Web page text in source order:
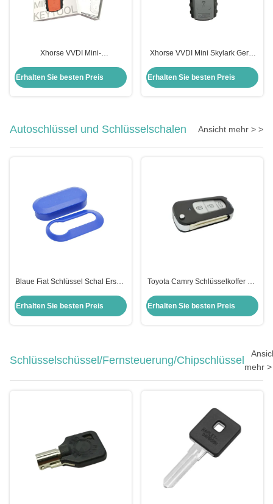
Xhorse VVDI Mini-
Fernschlüsselprogrammierer für
Universalfahrzeuge Anwendbar
Erhalten Sie besten Preis
Xhorse VVDI Mini Skylark Gerät
Schlüssel Programmierer
Erhalten Sie besten Preis
Autoschlüssel und Schlüsselschalen Ansicht mehr > >
Blaue Fiat Schlüssel Schal Ersatz
Schlüssel Schal Schutz 2pcs
Gehäuse
Erhalten Sie besten Preis
Toyota Camry Schlüsselkoffer mit
Schale-Flip-Schlüsselkoffer für T-
oyota Highlander Camry
Erhalten Sie besten Preis
Schlüsselschüssel/Fernsteuerung/Chipschlüssel
mehr